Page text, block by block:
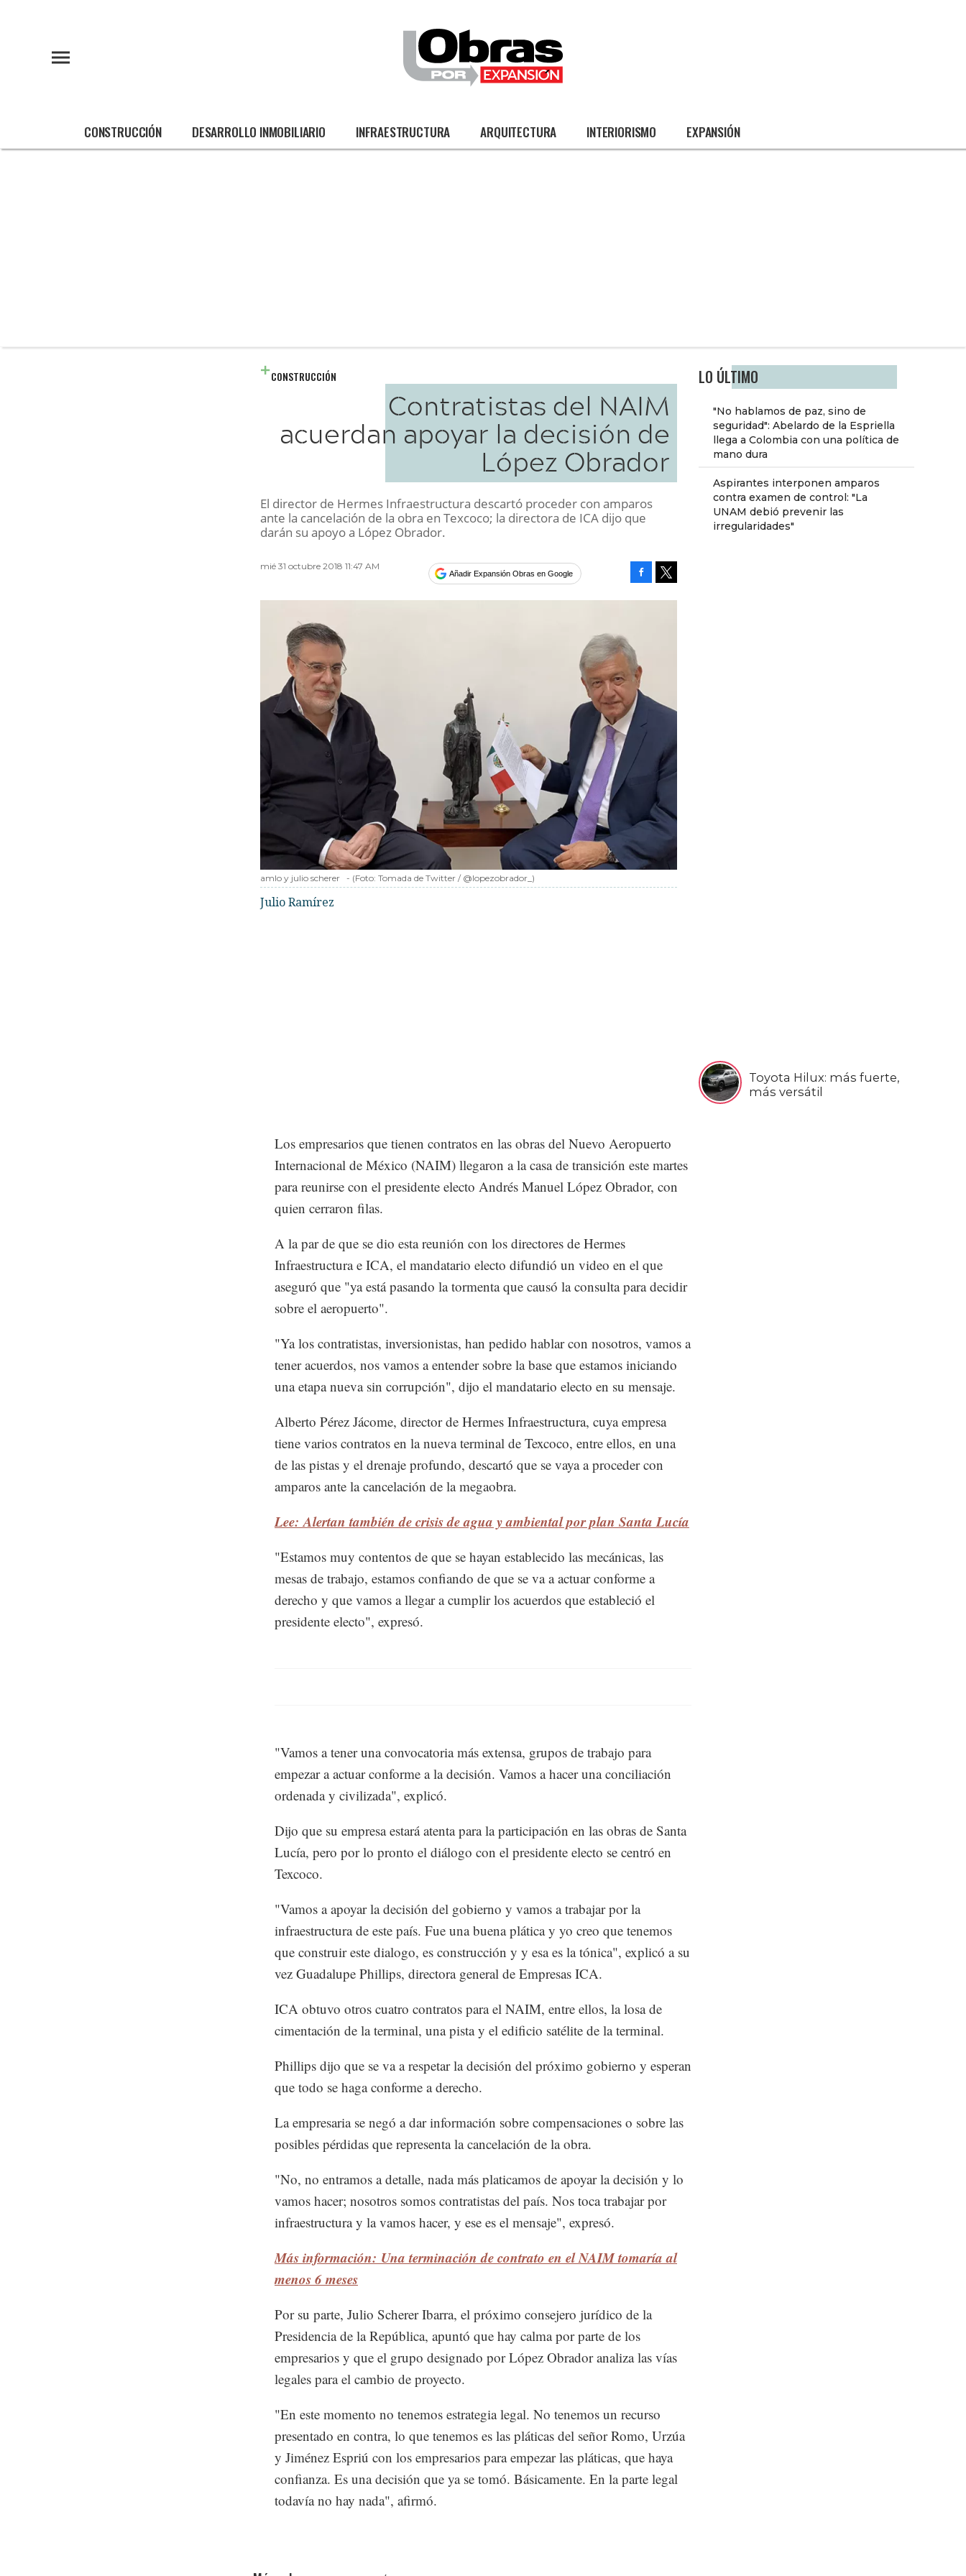
CONSTRUCCIÓN DESARROLLO INMOBILIARIO INFRAESTRUCTURA ARQUITECTURA INTERIORISMO EXPANSIÓN
LO ÚLTIMO
"No hablamos de paz, sino de
seguridad": Abelardo de la Espriella
llega a Colombia con una política de
mano dura
Aspirantes interponen amparos
contra examen de control: "La
UNAM debió prevenir las
irregularidades"
Toyota Hilux: más fuerte,
más versátil
CONSTRUCCIÓN
Contratistas del NAIM
acuerdan apoyar la decisión de
López Obrador
El director de Hermes Infraestructura descartó proceder con amparos
ante la cancelación de la obra en Texcoco; la directora de ICA dijo que
darán su apoyo a López Obrador.
mié 31 octubre 2018 11:47 AM
Añadir Expansión Obras en Google
amlo y julio scherer - (Foto: Tomada de Twitter / @lopezobrador_ )
Julio Ramírez
Los empresarios que tienen contratos en las obras del Nuevo Aeropuerto
Internacional de México (NAIM) llegaron a la casa de transición este martes
para reunirse con el presidente electo Andrés Manuel López Obrador, con
quien cerraron filas.
A la par de que se dio esta reunión con los directores de Hermes
Infraestructura e ICA, el mandatario electo difundió un video en el que
aseguró que "ya está pasando la tormenta que causó la consulta para decidir
sobre el aeropuerto".
"Ya los contratistas, inversionistas, han pedido hablar con nosotros, vamos a
tener acuerdos, nos vamos a entender sobre la base que estamos iniciando
una etapa nueva sin corrupción", dijo el mandatario electo en su mensaje.
Alberto Pérez Jácome, director de Hermes Infraestructura, cuya empresa
tiene varios contratos en la nueva terminal de Texcoco, entre ellos, en una
de las pistas y el drenaje profundo, descartó que se vaya a proceder con
amparos ante la cancelación de la megaobra.
Lee: Alertan también de crisis de agua y ambiental por plan Santa Lucía
"Estamos muy contentos de que se hayan establecido las mecánicas, las
mesas de trabajo, estamos confiando de que se va a actuar conforme a
derecho y que vamos a llegar a cumplir los acuerdos que estableció el
presidente electo", expresó.
"Vamos a tener una convocatoria más extensa, grupos de trabajo para
empezar a actuar conforme a la decisión. Vamos a hacer una conciliación
ordenada y civilizada", explicó.
Dijo que su empresa estará atenta para la participación en las obras de Santa
Lucía, pero por lo pronto el diálogo con el presidente electo se centró en
Texcoco.
"Vamos a apoyar la decisión del gobierno y vamos a trabajar por la
infraestructura de este país. Fue una buena plática y yo creo que tenemos
que construir este dialogo, es construcción y y esa es la tónica", explicó a su
vez Guadalupe Phillips, directora general de Empresas ICA.
ICA obtuvo otros cuatro contratos para el NAIM, entre ellos, la losa de
cimentación de la terminal, una pista y el edificio satélite de la terminal.
Phillips dijo que se va a respetar la decisión del próximo gobierno y esperan
que todo se haga conforme a derecho.
La empresaria se negó a dar información sobre compensaciones o sobre las
posibles pérdidas que representa la cancelación de la obra.
"No, no entramos a detalle, nada más platicamos de apoyar la decisión y lo
vamos hacer; nosotros somos contratistas del país. Nos toca trabajar por
infraestructura y la vamos hacer, y ese es el mensaje", expresó.
Más información: Una terminación de contrato en el NAIM tomaría al
menos 6 meses
Por su parte, Julio Scherer Ibarra, el próximo consejero jurídico de la
Presidencia de la República, apuntó que hay calma por parte de los
empresarios y que el grupo designado por López Obrador analiza las vías
legales para el cambio de proyecto.
"En este momento no tenemos estrategia legal. No tenemos un recurso
presentado en contra, lo que tenemos es las pláticas del señor Romo, Urzúa
y Jiménez Espriú con los empresarios para empezar las pláticas, que haya
confianza. Es una decisión que ya se tomó. Básicamente. En la parte legal
todavía no hay nada", afirmó.